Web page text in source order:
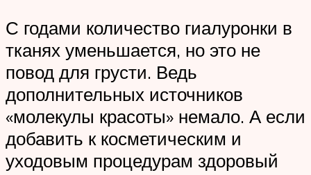
С годами количество гиалуронки в
тканях уменьшается, но это не
повод для грусти. Ведь
дополнительных источников
«молекулы красоты» немало. А если
добавить к косметическим и
уходовым процедурам здоровый